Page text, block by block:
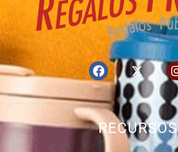
RECURSOS